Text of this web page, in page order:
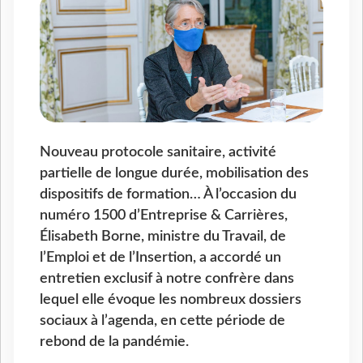
Nouveau protocole sanitaire, activité
partielle de longue durée, mobilisation des
dispositifs de formation… À l’occasion du
numéro 1500 d’Entreprise & Carrières,
Élisabeth Borne, ministre du Travail, de
l’Emploi et de l’Insertion, a accordé un
entretien exclusif à notre confrère dans
lequel elle évoque les nombreux dossiers
sociaux à l’agenda, en cette période de
rebond de la pandémie.